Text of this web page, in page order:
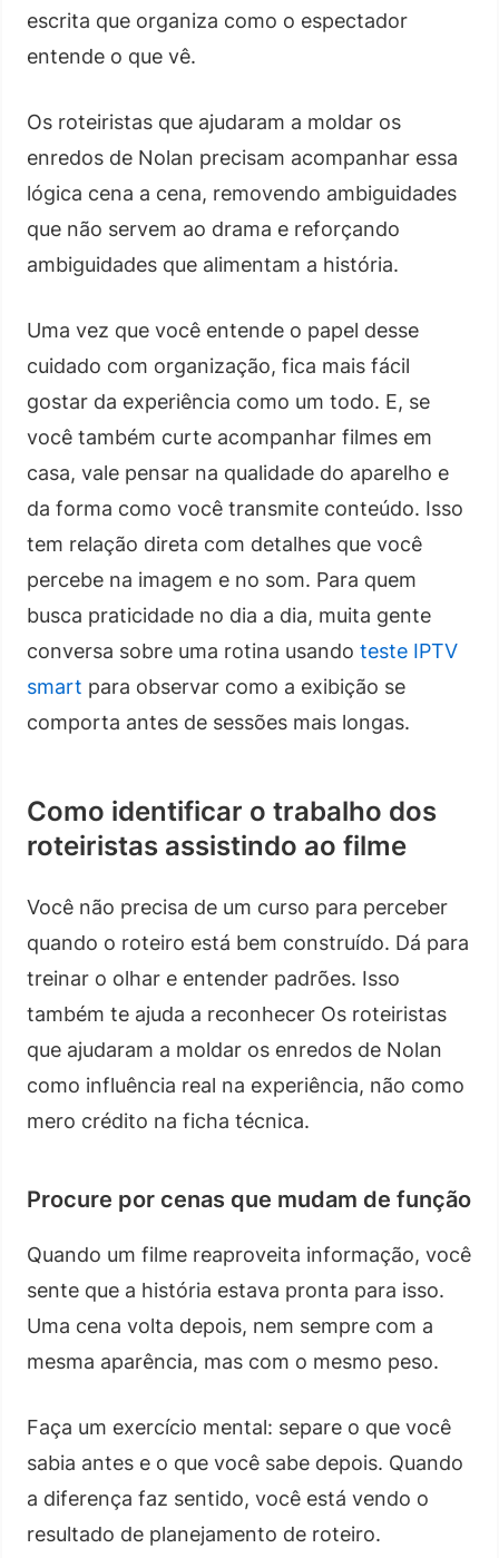
escrita que organiza como o espectador
entende o que vê.
Os roteiristas que ajudaram a moldar os
enredos de Nolan precisam acompanhar essa
lógica cena a cena, removendo ambiguidades
que não servem ao drama e reforçando
ambiguidades que alimentam a história.
Uma vez que você entende o papel desse
cuidado com organização, fica mais fácil
gostar da experiência como um todo. E, se
você também curte acompanhar filmes em
casa, vale pensar na qualidade do aparelho e
da forma como você transmite conteúdo. Isso
tem relação direta com detalhes que você
percebe na imagem e no som. Para quem
busca praticidade no dia a dia, muita gente
conversa sobre uma rotina usando teste IPTV
smart para observar como a exibição se
comporta antes de sessões mais longas.
Como identificar o trabalho dos
roteiristas assistindo ao filme
Você não precisa de um curso para perceber
quando o roteiro está bem construído. Dá para
treinar o olhar e entender padrões. Isso
também te ajuda a reconhecer Os roteiristas
que ajudaram a moldar os enredos de Nolan
como influência real na experiência, não como
mero crédito na ficha técnica.
Procure por cenas que mudam de função
Quando um filme reaproveita informação, você
sente que a história estava pronta para isso.
Uma cena volta depois, nem sempre com a
mesma aparência, mas com o mesmo peso.
Faça um exercício mental: separe o que você
sabia antes e o que você sabe depois. Quando
a diferença faz sentido, você está vendo o
resultado de planejamento de roteiro.